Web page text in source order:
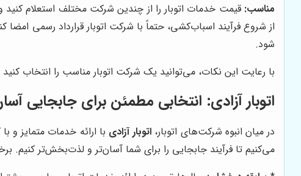
مناسب: قیمت خدمات اتوبار را از چندین شرکت مختلف استعلام
از شروع فرآیند اسباب‌کشی، حتماً با شرکت اتوبار قرارداد رسمی
شود.
با رعایت این نکات، می‌توانید یک شرکت اتوبار مناسب را انتخاب
اتوبار آزادی: انتخابی مطمئن برای جابجایی
در میان انبوه شرکت‌های اتوبار، اتوبار آزادی با ارائه خدمات متمایز و
می‌کنیم تا فرآیند جابجایی را برای شما آسان‌تر و لذت‌بخش‌تر کنیم.